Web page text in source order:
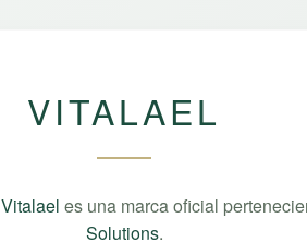
VITALAEL
Vitalael es una marca oficial
Solutions.